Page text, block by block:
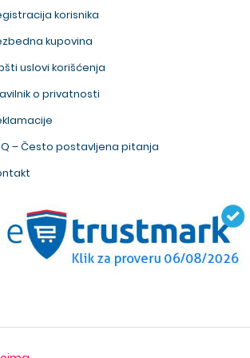
korisnika
kupovina
uslovi korišćenja
o privatnosti
– Često postavljena pitanja